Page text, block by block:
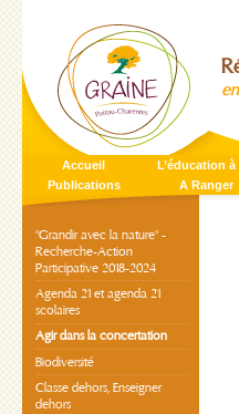
Accueil L’éducation
Publications
A Ranger
"Grandir avec la nature" -
Recherche-Action
Participative 2018-2024
Agenda 21 et agenda 21
scolaires
Agir dans la concertation
Biodiversité
Classe dehors, Enseigner
dehors